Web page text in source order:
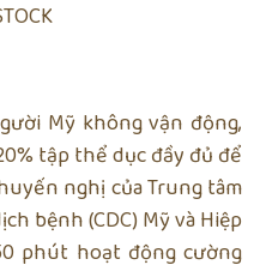
Mỹ không vận động,
tập thể dục đầy đủ để
nghị của Trung tâm
bệnh (CDC) Mỹ và Hiệp
phút hoạt động cường